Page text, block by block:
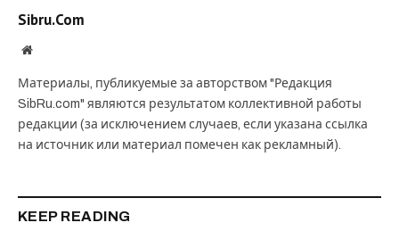
Sibru.Com
Website
Материалы, публикуемые за авторством "Редакция
SibRu.com" являются результатом коллективной работы
редакции (за исключением случаев, если указана ссылка
на источник или материал помечен как рекламный).
KEEP READING